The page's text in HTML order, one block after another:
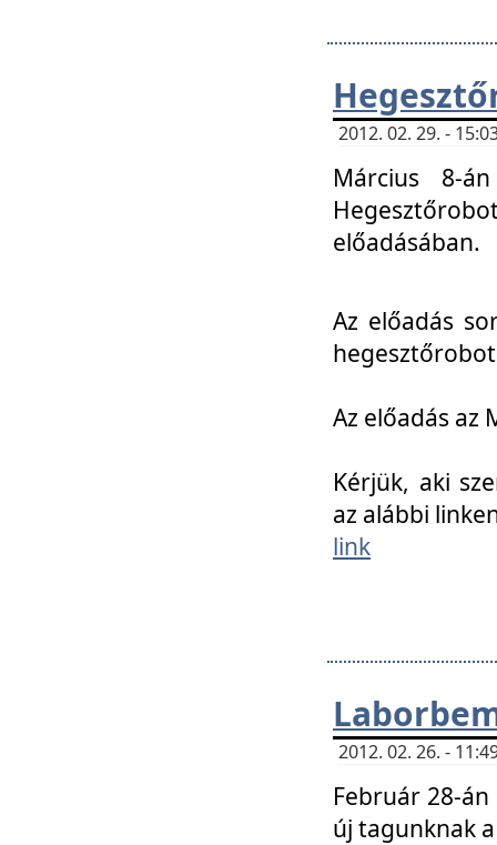
2012. 02. 29. -
Március 8-
előadásában.
Az előadás
Az előadás az
Kérjük, aki
az alábbi
link
2012. 02. 26. -
Február 28-
új tagunknak